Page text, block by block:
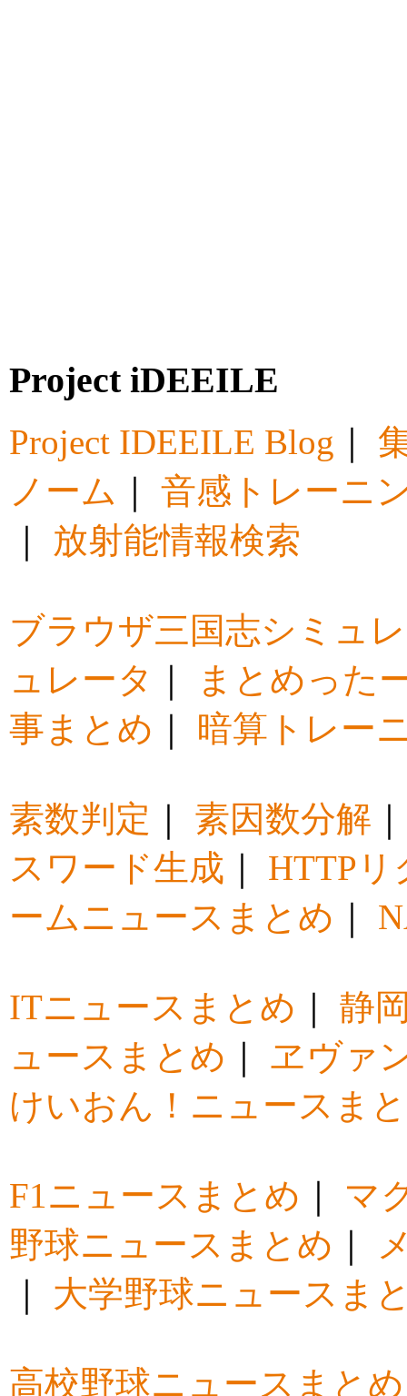
Project iDEEILE
Project IDEEILE Blog
ノーム
音感トレーニ
放射能情報検索
ブラウザ三国志シミュ
ュレータ
まとめった
事まとめ
暗算トレー
素数判定 素因数分解
スワード生成
HTTP
ームニュースまとめ
ITニュースまとめ
静
ュースまとめ
ヱヴァ
けいおん！ニュースま
F1ニュースまとめ
マ
野球ニュースまとめ
大学野球ニュースま
高校野球ニュースまとめ